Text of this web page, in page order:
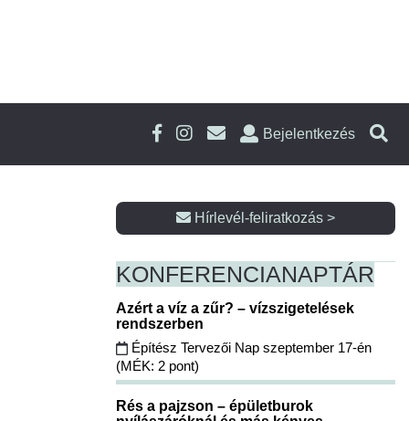
Bejelentkezés
Hírlevél-feliratkozás >
KONFERENCIANAPTÁR
Azért a víz a zűr? – vízszigetelések
rendszerben
Építész Tervezői Nap szeptember 17-én
(MÉK: 2 pont)
Rés a pajzson – épületburok